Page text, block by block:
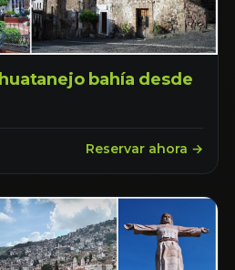
bahía desde
Reservar ahora →